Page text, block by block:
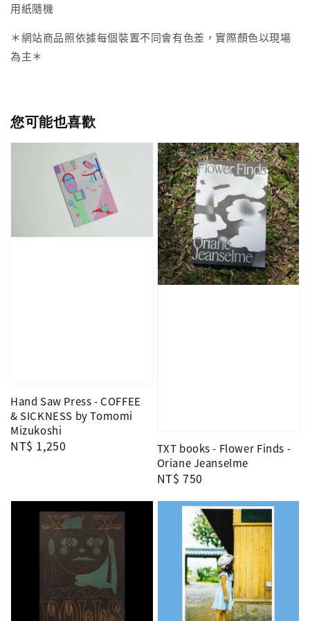
用紙隨機
＊網站商品照依據每個裝置不同會有色差，實際顏色以現場
為主＊
您可能也喜歡
Hand Saw Press - COFFEE
& SICKNESS by Tomomi
Mizukoshi
Regular
NT$ 1,250
TXT books - Flower Finds -
Oriane Jeanselme
Regular
NT$ 750